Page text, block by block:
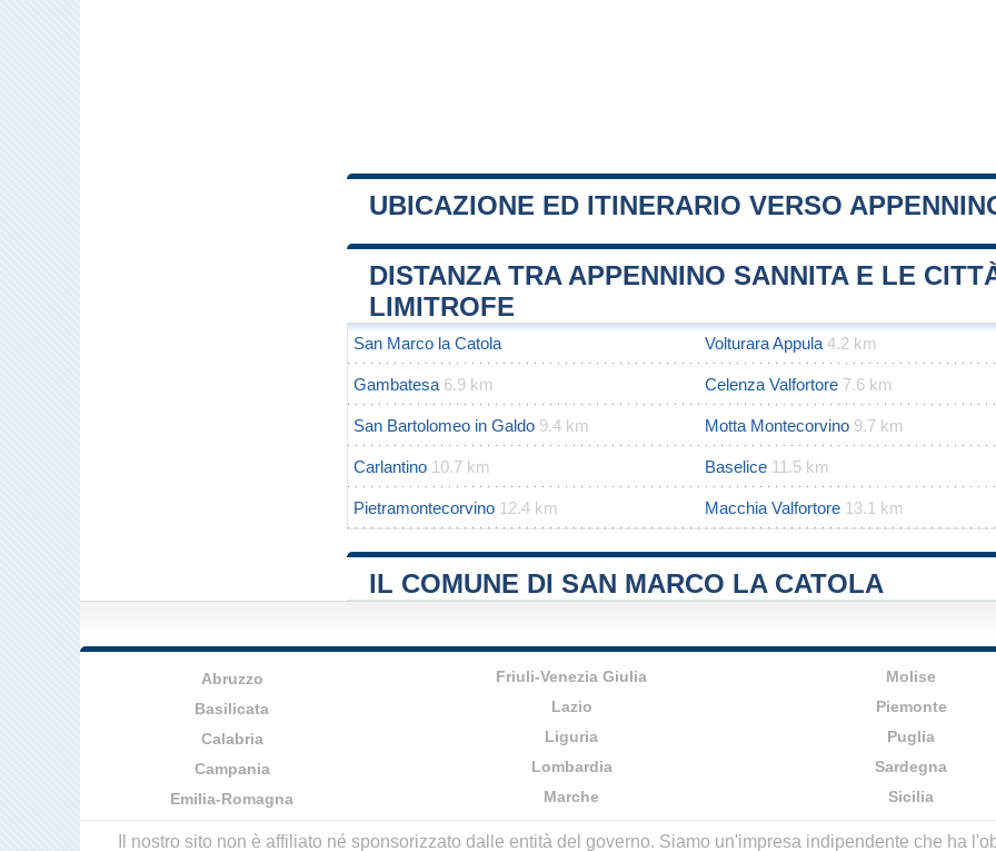
UBICAZIONE ED ITINERARIO VERSO
+
−
DISTANZA TRA APPENNINO SANNITA E LE
LIMITROFE
San Marco la Catola Volturara Appula 4.2 km
Gambatesa 6.9 km Celenza Valfortore 7.6 km
San Bartolomeo in Galdo 9.4 km Motta Montecorvino 9.7 km
Carlantino 10.7 km Baselice 11.5 km
Pietramontecorvino 12.4 km Macchia Valfortore 13.1 km
IL COMUNE DI SAN MARCO LA CATOLA
Abruzzo
Basilicata
Calabria
Campania
Emilia-Romagna
Friuli-Venezia Giulia
Lazio
Liguria
Lombardia
Marche
Molise
Piemonte
Puglia
Sardegna
Sicilia
Il nostro sito non è affiliato né sponsorizzato dalle entità del governo. Siamo un'impresa indipendente che ha